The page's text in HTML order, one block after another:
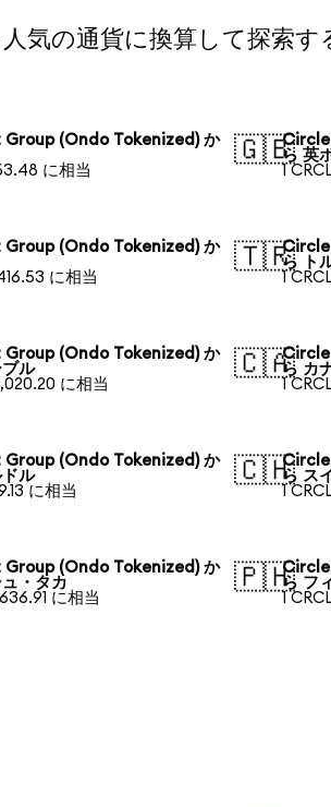
通貨に換算して探索す
(Ondo Tokenized) か
に相当
🇬🇧Circle
ら 英
1
(Ondo Tokenized) か
に相当
🇹🇷Circle
ら ト
1
(Ondo Tokenized) か
ル
に相当
🇨🇦Circle
ら カ
1
(Ondo Tokenized) か
ル
に相当
🇨🇭Circle
ら ス
1
(Ondo Tokenized) か
・タカ
に相当
🇵🇭Circle
ら フ
1